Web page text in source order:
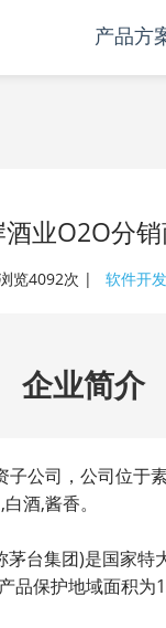
产品方
业O2O分
览4092次 | 软件开发
企业简介
公司，公司位于
酒,酱香。
台集团)是国家特
保护地域面积为